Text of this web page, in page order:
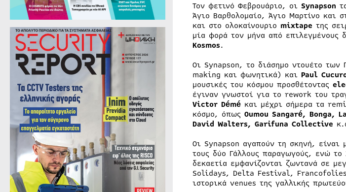
Τον φετινό Φεβρουάριο, οι Synapson
Άγιο Βαρθολομαίο, Άγιο Μαρτίνο
και στο ολοκαίνουριο mixtape της
μία φορά τον μήνα από επιλεγμένους
Kosmos.
Οι Synapson, το διάσημο ντουέτο
making και φωνητικά) και Paul
μουσικές του κόσμου προσθέτοντας
έγιναν γνωστοί για το rework του
Victor Déméκαι μέχρι σήμερα τα
κόσμο, όπως Oumou Sangaré, Bonga,
David Walters, Garifuna Collective
Οι Synapson αγαπούν τη σκηνή, είναι
τους δύο Γάλλους παραγωγούς, ενώ
δεκαετία εμφανίζονται ζωντανά σε
Solidays, Delta Festival,
ιστορικά venues της γαλλικής